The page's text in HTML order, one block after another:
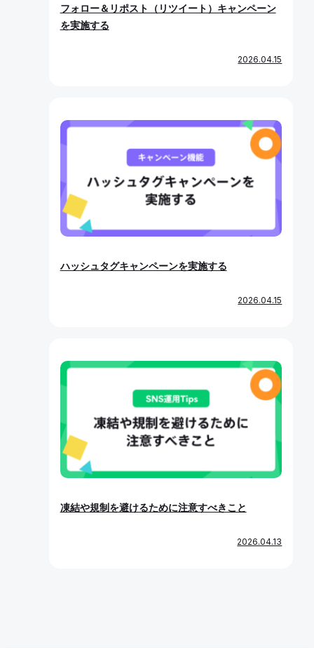
フォロー＆リポスト（リツイート）キャンペーン
を実施する
2026.04.15
ハッシュタグキャンペーンを実施する
2026.04.15
凍結や規制を避けるために注意すべきこと
2026.04.13